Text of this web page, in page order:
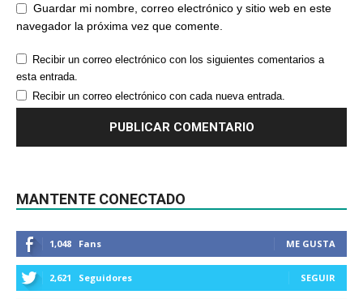
Guardar mi nombre, correo electrónico y sitio web en este
navegador la próxima vez que comente.
Recibir un correo electrónico con los siguientes comentarios a
esta entrada.
Recibir un correo electrónico con cada nueva entrada.
MANTENTE CONECTADO
1,048 Fans ME GUSTA
2,621 Seguidores SEGUIR